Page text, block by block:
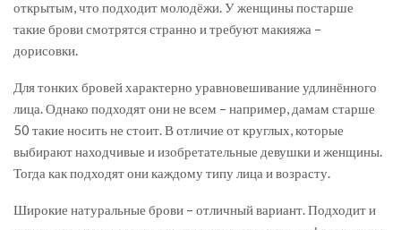
открытым, что подходит молодёжи. У женщины постарше
такие брови смотрятся странно и требуют макияжа –
дорисовки.
Для тонких бровей характерно уравновешивание удлинённого
лица. Однако подходят они не всем – например, дамам старше
50 такие носить не стоит. В отличие от круглых, которые
выбирают находчивые и изобретательные девушки и женщины.
Тогда как подходят они каждому типу лица и возрасту.
Широкие натуральные брови – отличный вариант. Подходит и